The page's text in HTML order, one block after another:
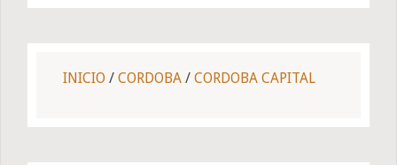
INICIO / CORDOBA / CORDOBA CAPITAL